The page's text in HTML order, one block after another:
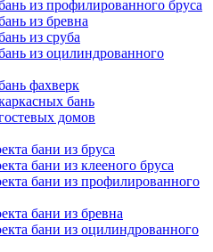
из профилированного бруса
из бревна
из сруба
из оцилиндрованного
фахверк
бань
домов
бани из бруса
бани из клееного бруса
бани из профилированного
бани из бревна
бани из оцилиндрованного